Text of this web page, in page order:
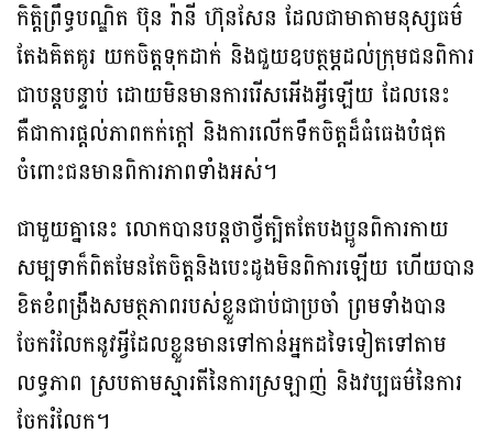
កិត្តិព្រឹទ្ធបណ្ឌិត ប៊ុន រ៉ានី ហ៊ុនសែន ដែលជាមាតាមនុស្សធម៌
តែងគិតគូរ យកចិត្តទុកដាក់ និងជួយឧបត្ថម្ភដល់ក្រុមជនពិការ
ជាបន្តបន្ទាប់ ដោយមិនមានការរើសអើងអ្វីឡើយ ដែលនេះ
គឺជាការផ្តល់ភាពកក់ក្តៅ និងការលើកទឹកចិត្តដ៏ធំធេងបំផុត
ចំពោះជនមានពិការភាពទាំងអស់។
ជាមួយគ្នានេះ លោកបានបន្តថាថ្វីត្បិតតែបងប្អូនពិការកាយ
សម្បទាក៏ពិតមែនតែចិត្តនិងបេះដូងមិនពិការឡើយ ហើយបាន
ខិតខំពង្រឹងសមត្ថភាពរបស់ខ្លួនជាប់ជាប្រចាំ ព្រមទាំងបាន
ចែករំលែកនូវអ្វីដែលខ្លួនមានទៅកាន់អ្នកដទៃទៀតទៅតាម
លទ្ធភាព ស្របតាមស្មារតីនៃការស្រឡាញ់ និងវប្បធម៌នៃការ
ចែករំលែក។